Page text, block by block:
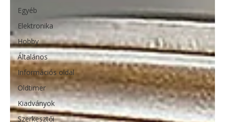
Egyéb
Elektronika
Hobby
Általános
Információs oldal
Oldtimer
Kiadványok
Szerkesztői